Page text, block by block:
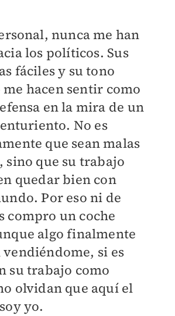
nunca me han
los políticos. Sus
fáciles y su tono
hacen sentir como
en la mira de un
No es
que sean malas
sino que su trabajo
quedar bien con
Por eso ni de
compro un coche
algo finalmente
vendiéndome, si es
su trabajo como
olvidan que aquí el
yo.